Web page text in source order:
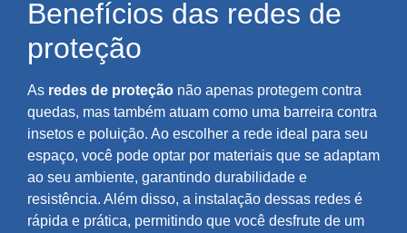
Benefícios das redes de
proteção
As redes de proteção não apenas protegem contra
quedas, mas também atuam como uma barreira contra
insetos e poluição. Ao escolher a rede ideal para seu
espaço, você pode optar por materiais que se adaptam
ao seu ambiente, garantindo durabilidade e
resistência. Além disso, a instalação dessas redes é
rápida e prática, permitindo que você desfrute de um